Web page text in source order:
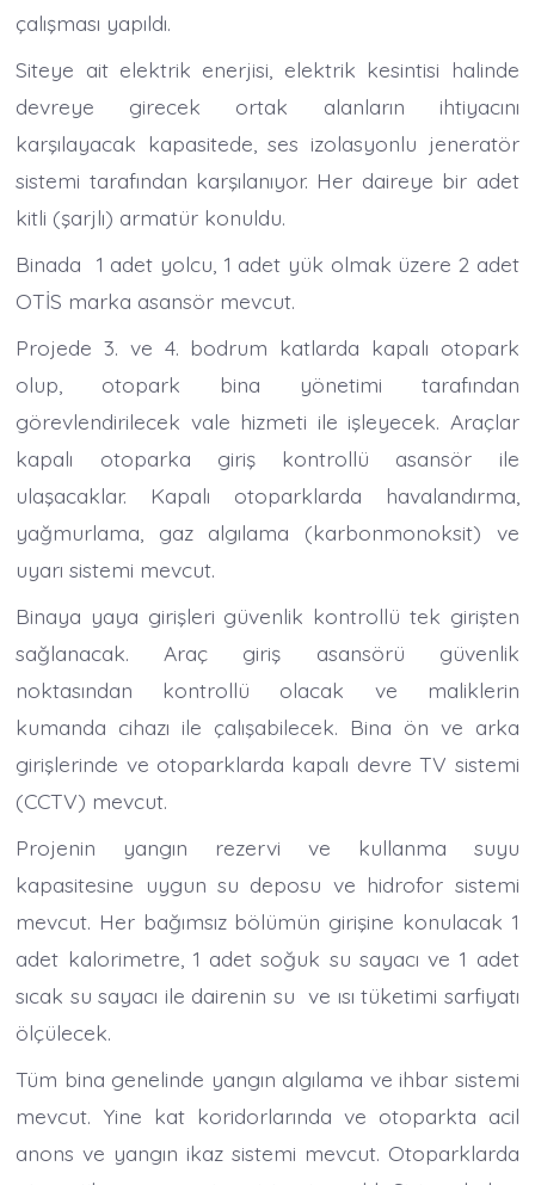
çalışması yapıldı.
Siteye ait elektrik enerjisi, elektrik kesintisi halinde
devreye girecek ortak alanların ihtiyacını
karşılayacak kapasitede, ses izolasyonlu jeneratör
sistemi tarafından karşılanıyor. Her daireye bir adet
kitli (şarjlı) armatür konuldu.
Binada 1 adet yolcu, 1 adet yük olmak üzere 2 adet
OTİS marka asansör mevcut.
Projede 3. ve 4. bodrum katlarda kapalı otopark
olup, otopark bina yönetimi tarafından
görevlendirilecek vale hizmeti ile işleyecek. Araçlar
kapalı otoparka giriş kontrollü asansör ile
ulaşacaklar. Kapalı otoparklarda havalandırma,
yağmurlama, gaz algılama (karbonmonoksit) ve
uyarı sistemi mevcut.
Binaya yaya girişleri güvenlik kontrollü tek girişten
sağlanacak. Araç giriş asansörü güvenlik
noktasından kontrollü olacak ve maliklerin
kumanda cihazı ile çalışabilecek. Bina ön ve arka
girişlerinde ve otoparklarda kapalı devre TV sistemi
(CCTV) mevcut.
Projenin yangın rezervi ve kullanma suyu
kapasitesine uygun su deposu ve hidrofor sistemi
mevcut. Her bağımsız bölümün girişine konulacak 1
adet kalorimetre, 1 adet soğuk su sayacı ve 1 adet
sıcak su sayacı ile dairenin su ve ısı tüketimi sarfiyatı
ölçülecek.
Tüm bina genelinde yangın algılama ve ihbar sistemi
mevcut. Yine kat koridorlarında ve otoparkta acil
anons ve yangın ikaz sistemi mevcut. Otoparklarda